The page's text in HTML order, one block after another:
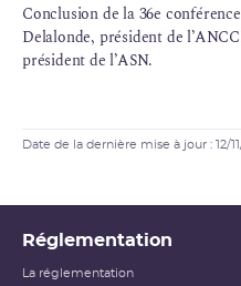
Conclusion de la 36e
Delalonde, président de
président de l’ASN.
Date de la dernière mise à jour : 12/
Réglementation
La réglementation